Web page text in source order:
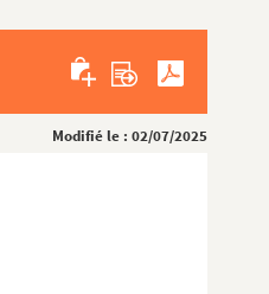
Modifié le : 02/07/2025